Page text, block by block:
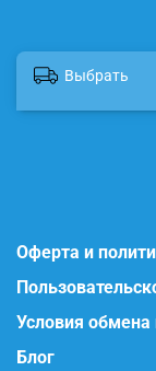
Выбрать
Оферта и
Условия обмена
Блог